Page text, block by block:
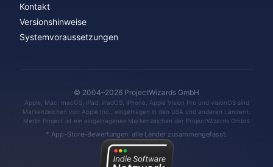
Kontakt
Versionshinweise
Systemvoraussetzungen
© 2004–2026 ProjectWizards GmbH
Apple, Mac, macOS, iPad, iPadOS, iPhone, Apple Vision Pro und visionOS sind
Markenzeichen von Apple Inc., eingetragen in den USA und anderen Ländern.
Merlin Project ist ein eingetragenes Markenzeichen der ProjectWizards GmbH.
* App-Store-Bewertungen: alle Länder zusammengefasst.